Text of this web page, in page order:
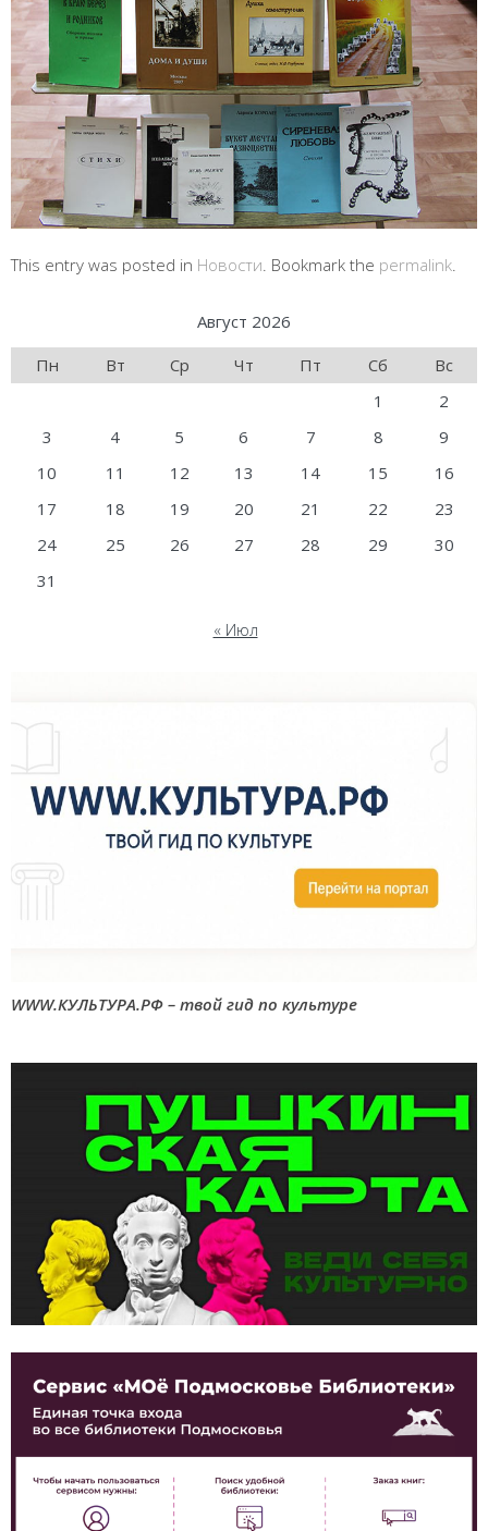
This entry was posted in Новости . Bookmark the permalink
Август 2026
Пн
Вт Ср Чт Пт Сб
Вс
1
2
3
4 5 6 7 8
9
10
11 12 13 14 15
16
17
18 19 20 21 22
23
24
25 26 27 28 29
30
31
« Июл
WWW.КУЛЬТУРА.РФ – твой гид по культуре